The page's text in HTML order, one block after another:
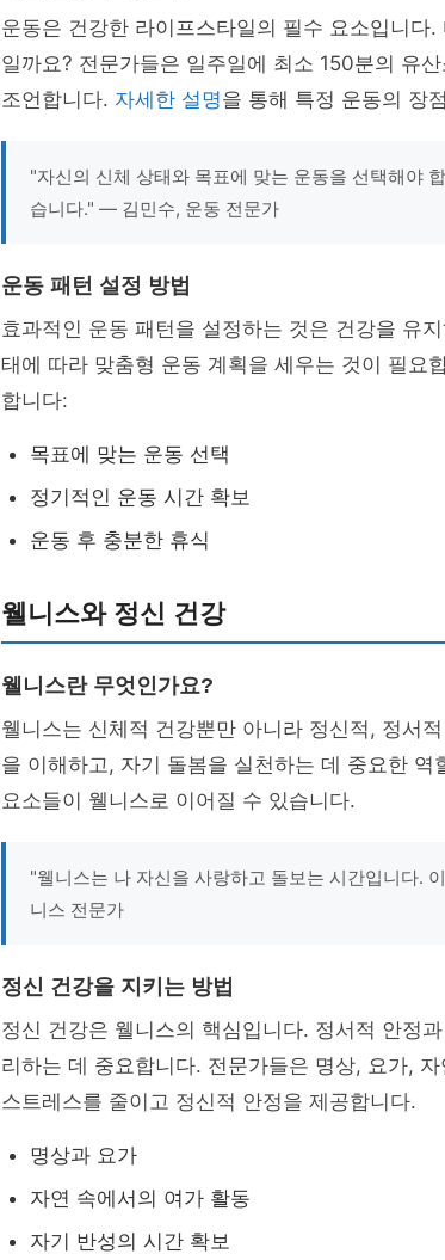
운동은 건강한 라이프스타일의 필수 요소입니다
일까요? 전문가들은 일주일에 최소 150분의 유
조언합니다. 자세한 설명을 통해 특정 운동의 장
"자신의 신체 상태와 목표에 맞는 운동을 선택해야
습니다." — 김민수, 운동 전문가
운동 패턴 설정 방법
효과적인 운동 패턴을 설정하는 것은 건강을 유
태에 따라 맞춤형 운동 계획을 세우는 것이 필요
합니다:
목표에 맞는 운동 선택
정기적인 운동 시간 확보
운동 후 충분한 휴식
웰니스와 정신 건강
웰니스란 무엇인가요?
웰니스는 신체적 건강뿐만 아니라 정신적, 정서
을 이해하고, 자기 돌봄을 실천하는 데 중요한 역
요소들이 웰니스로 이어질 수 있습니다.
"웰니스는 나 자신을 사랑하고 돌보는 시간입니다.
니스 전문가
정신 건강을 지키는 방법
정신 건강은 웰니스의 핵심입니다. 정서적 안정
리하는 데 중요합니다. 전문가들은 명상, 요가,
스트레스를 줄이고 정신적 안정을 제공합니다.
명상과 요가
자연 속에서의 여가 활동
자기 반성의 시간 확보